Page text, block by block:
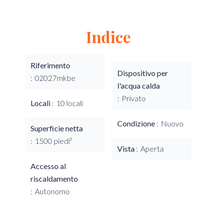
Indice
Riferimento
02027mkbe
Locali 10 locali
Superficie netta
1500 piedi²
Accesso al
riscaldamento
Autonomo
Dispositivo per
l'acqua calda
Privato
Condizione Nuovo
Vista Aperta